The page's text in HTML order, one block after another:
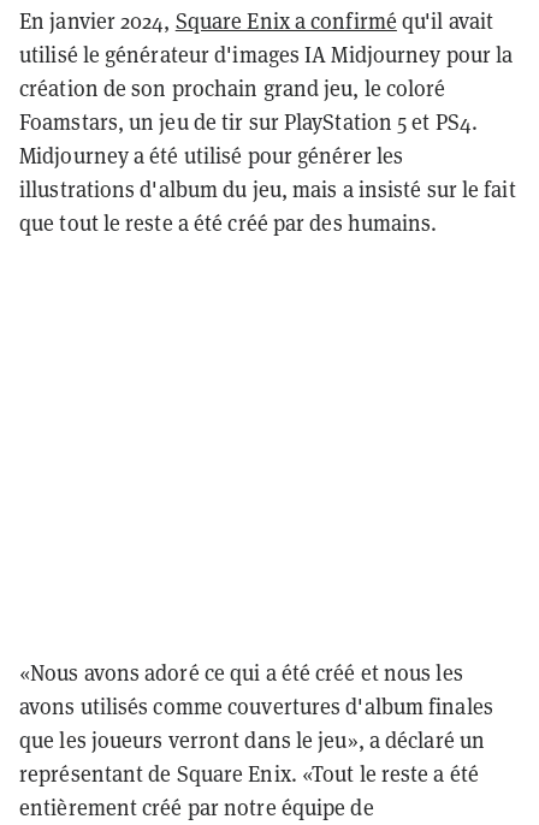
En janvier 2024, Square Enix a confirmé qu'il avait
utilisé le générateur d'images IA Midjourney pour la
création de son prochain grand jeu, le coloré
Foamstars, un jeu de tir sur PlayStation 5 et PS4.
Midjourney a été utilisé pour générer les
illustrations d'album du jeu, mais a insisté sur le fait
que tout le reste a été créé par des humains.
«Nous avons adoré ce qui a été créé et nous les
avons utilisés comme couvertures d'album finales
que les joueurs verront dans le jeu», a déclaré un
représentant de Square Enix. «Tout le reste a été
entièrement créé par notre équipe de